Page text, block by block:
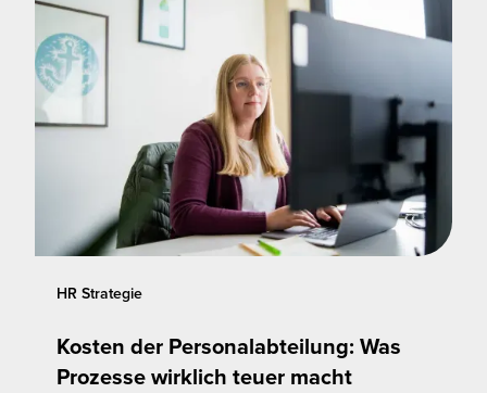
HR Strategie
Kosten der Personalabteilung: Was
Prozesse wirklich teuer macht